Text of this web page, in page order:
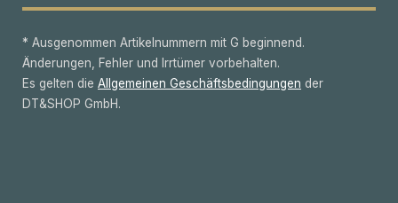
* Ausgenommen Artikelnummern mit G beginnend.
Änderungen, Fehler und Irrtümer vorbehalten.
Es gelten die Allgemeinen Geschäftsbedingungen der
DT&SHOP GmbH.